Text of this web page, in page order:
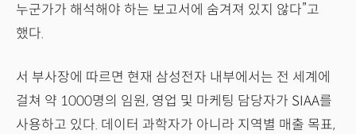
누군가가 해석해야 하는 보고서에 숨겨져 있지 않다”고
했다.
서 부사장에 따르면 현재 삼성전자 내부에서는 전 세계에
걸쳐 약 1000명의 임원, 영업 및 마케팅 담당자가 SIAA를
사용하고 있다. 데이터 과학자가 아니라 지역별 매출 목표,